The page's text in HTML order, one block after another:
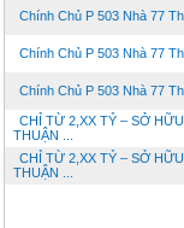
Chính Chủ P 503 Nhà 77
Chính Chủ P 503 Nhà 77
Chính Chủ P 503 Nhà 77
CHỈ TỪ 2,XX TỶ – SỞ
THUẬN ...
CHỈ TỪ 2,XX TỶ – SỞ
THUẬN ...